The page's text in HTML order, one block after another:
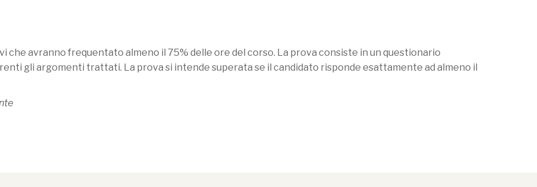
che avranno frequentato almeno il 75% delle ore del corso. La prova consiste in un questionario
gli argomenti trattati. La prova si intende superata se il candidato risponde esattamente ad almeno il